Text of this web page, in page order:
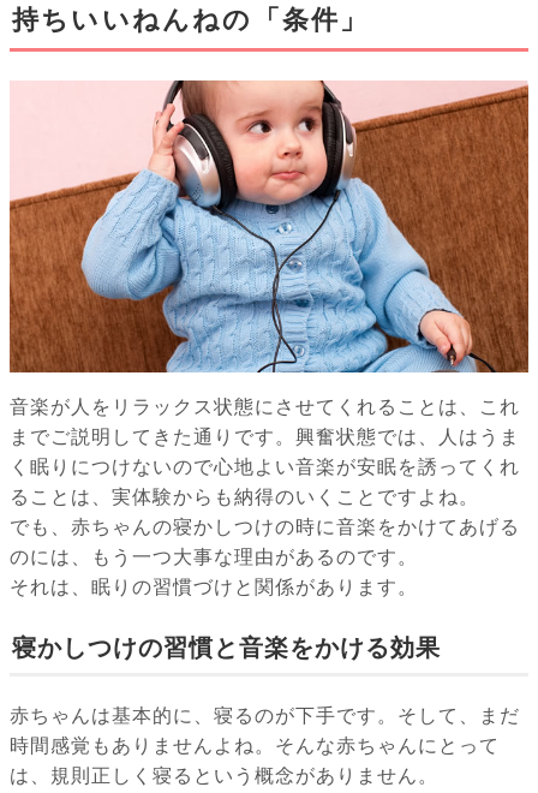
持ちいいねんねの「条件」
音楽が人をリラックス状態にさせてくれることは、これ
までご説明してきた通りです。興奮状態では、人はうま
く眠りにつけないので心地よい音楽が安眠を誘ってくれ
ることは、実体験からも納得のいくことですよね。
でも、赤ちゃんの寝かしつけの時に音楽をかけてあげる
のには、もう一つ大事な理由があるのです。
それは、眠りの習慣づけと関係があります。
寝かしつけの習慣と音楽をかける効果
赤ちゃんは基本的に、寝るのが下手です。そして、まだ
時間感覚もありませんよね。そんな赤ちゃんにとって
は、規則正しく寝るという概念がありません。